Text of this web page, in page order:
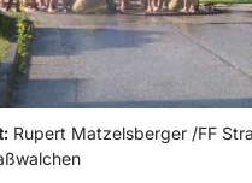
Rupert Matzelsberger /FF